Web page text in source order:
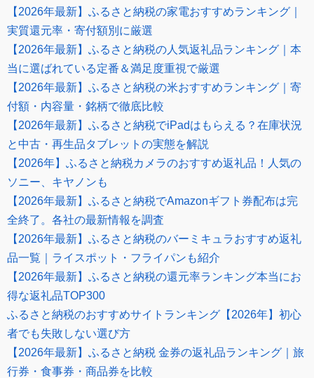
【2026年最新】ふるさと納税の家電おすすめランキング｜
実質還元率・寄付額別に厳選
【2026年最新】ふるさと納税の人気返礼品ランキング｜本
当に選ばれている定番＆満足度重視で厳選
【2026年最新】ふるさと納税の米おすすめランキング｜寄
付額・内容量・銘柄で徹底比較
【2026年最新】ふるさと納税でiPadはもらえる？在庫状況
と中古・再生品タブレットの実態を解説
【2026年】ふるさと納税カメラのおすすめ返礼品！人気の
ソニー、キヤノンも
【2026年最新】ふるさと納税でAmazonギフト券配布は完
全終了。各社の最新情報を調査
【2026年最新】ふるさと納税のバーミキュラおすすめ返礼
品一覧｜ライスポット・フライパンも紹介
【2026年最新】ふるさと納税の還元率ランキング本当にお
得な返礼品TOP300
ふるさと納税のおすすめサイトランキング【2026年】初心
者でも失敗しない選び方
【2026年最新】ふるさと納税 金券の返礼品ランキング｜旅
行券・食事券・商品券を比較